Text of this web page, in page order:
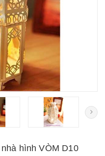
hình VÒM D10